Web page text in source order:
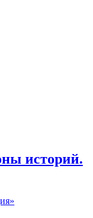
историй.